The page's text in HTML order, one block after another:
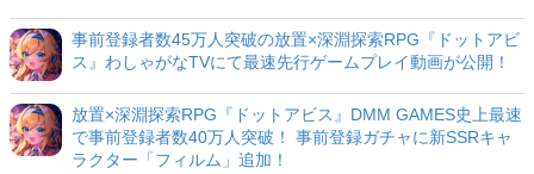
事前登録者数45万人突破の放置×深淵探索RPG『ドットアビ
ス』わしゃがなTVにて最速先行ゲームプレイ動画が公開！
放置×深淵探索RPG『ドットアビス』DMM GAMES史上最速
で事前登録者数40万人突破！ 事前登録ガチャに新SSRキャ
ラクター「フィルム」追加！